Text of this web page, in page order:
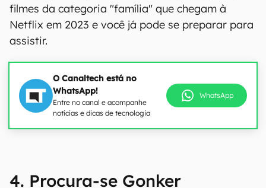
filmes da categoria "família" que chegam à
Netflix em 2023 e você já pode se preparar para
assistir.
O Canaltech está no
WhatsApp!
Entre no canal e acompanhe
notícias e dicas de tecnologia
WhatsApp